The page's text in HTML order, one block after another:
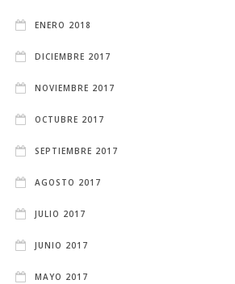
ENERO 2018
DICIEMBRE 2017
NOVIEMBRE 2017
OCTUBRE 2017
SEPTIEMBRE 2017
AGOSTO 2017
JULIO 2017
JUNIO 2017
MAYO 2017